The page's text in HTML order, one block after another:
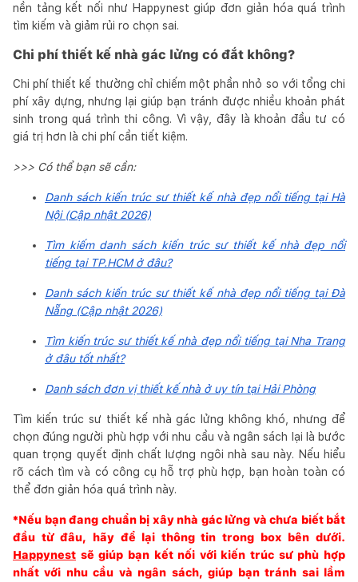
nền tảng kết nối như Happynest giúp đơn giản hóa quá trình
tìm kiếm và giảm rủi ro chọn sai.
Chi phí thiết kế nhà gác lửng có đắt không?
Chi phí thiết kế thường chỉ chiếm một phần nhỏ so với tổng chi
phí xây dựng, nhưng lại giúp bạn tránh được nhiều khoản phát
sinh trong quá trình thi công. Vì vậy, đây là khoản đầu tư có
giá trị hơn là chi phí cần tiết kiệm.
>>> Có thể bạn sẽ cần:
Danh sách kiến trúc sư thiết kế nhà đẹp nổi tiếng tại Hà
Nội (Cập nhật 2026)
Tìm kiếm danh sách kiến trúc sư thiết kế nhà đẹp nổi
tiếng tại TP.HCM ở đâu?
Danh sách kiến trúc sư thiết kế nhà đẹp nổi tiếng tại Đà
Nẵng (Cập nhật 2026)
Tìm kiến trúc sư thiết kế nhà đẹp nổi tiếng tại Nha Trang
ở đâu tốt nhất?
Danh sách đơn vị thiết kế nhà ở uy tín tại Hải Phòng
Tìm kiến trúc sư thiết kế nhà gác lửng không khó, nhưng để
chọn đúng người phù hợp với nhu cầu và ngân sách lại là bước
quan trọng quyết định chất lượng ngôi nhà sau này. Nếu hiểu
rõ cách tìm và có công cụ hỗ trợ phù hợp, bạn hoàn toàn có
thể đơn giản hóa quá trình này.
*Nếu bạn đang chuẩn bị xây nhà gác lửng và chưa biết bắt
đầu từ đâu, hãy để lại thông tin trong box bên dưới.
Happynest sẽ giúp bạn kết nối với kiến trúc sư phù hợp
nhất với nhu cầu và ngân sách, giúp bạn tránh sai lầm